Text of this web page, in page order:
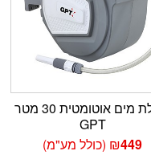
גלגלת מים אוטומטית 30 מטר
GPT
₪449 (כולל מע"מ)